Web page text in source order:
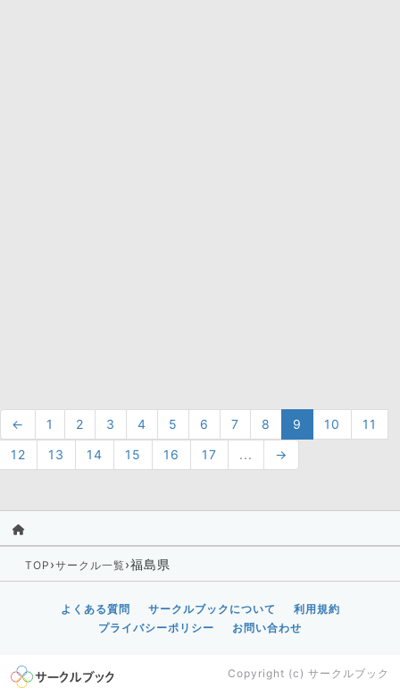
← 1 2 3 4 5 6 7 8 9 10
11
12
13 14 15 16 17 ... →
TOP ›サークル一覧›福島県
よくある質問 サークルブックについて
利用規約
プライバシーポリシー
お問い合わせ
Copyright (c) サークルブック